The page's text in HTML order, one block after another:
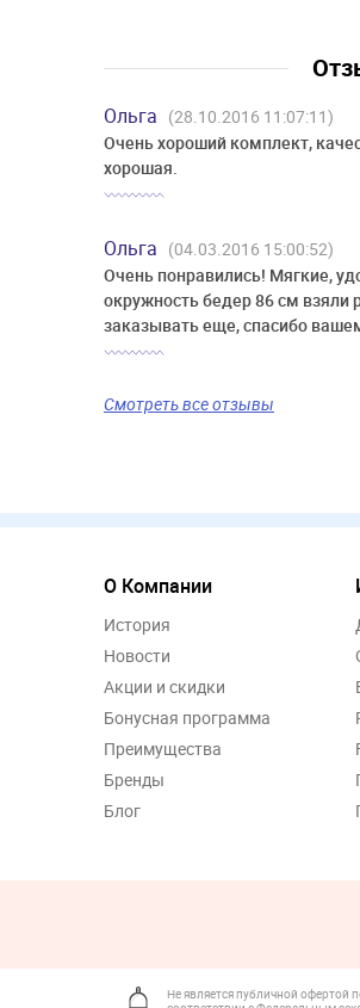
Ольга (28.10.2016 11:07:11)
Очень хороший комплект,
хорошая.
Ольга (04.03.2016 15:00:52)
Очень понравились! Мягкие,
окружность бедер 86 см
заказывать еще, спасибо
Смотреть все отзывы
О Компании
История
Новости
Акции и скидки
Бонусная программа
Преимущества
Бренды
Блог
Не является публичной офертой